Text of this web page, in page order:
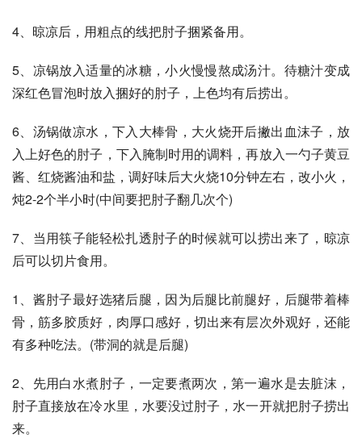
4、晾凉后，用粗点的线把肘子捆紧备用。
5、凉锅放入适量的冰糖，小火慢慢熬成汤汁。待糖汁变成
深红色冒泡时放入捆好的肘子，上色均有后捞出。
6、汤锅做凉水，下入大棒骨，大火烧开后撇出血沫子，放
入上好色的肘子，下入腌制时用的调料，再放入一勺子黄豆
酱、红烧酱油和盐，调好味后大火烧10分钟左右，改小火，
炖2-2个半小时(中间要把肘子翻几次个)
7、当用筷子能轻松扎透肘子的时候就可以捞出来了，晾凉
后可以切片食用。
1、酱肘子最好选猪后腿，因为后腿比前腿好，后腿带着棒
骨，筋多胶质好，肉厚口感好，切出来有层次外观好，还能
有多种吃法。(带洞的就是后腿)
2、先用白水煮肘子，一定要煮两次，第一遍水是去脏沫，
肘子直接放在冷水里，水要没过肘子，水一开就把肘子捞出
来。